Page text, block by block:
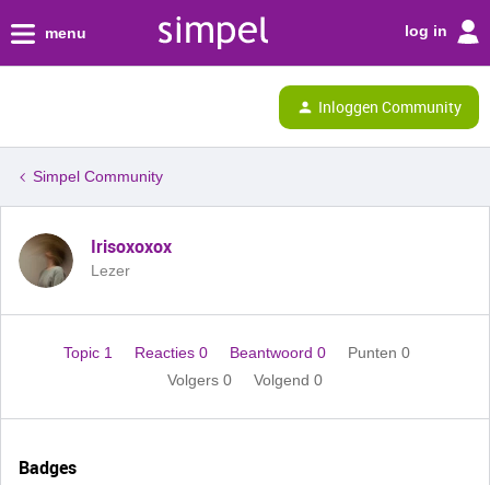
menu log in
Inloggen Community
Simpel Community
Irisoxoxox
Lezer
Topic 1 Reacties 0 Beantwoord 0
Punten 0
Volgers 0 Volgend 0
Badges